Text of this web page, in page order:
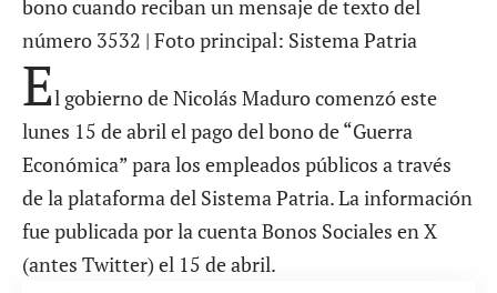
bono cuando reciban un mensaje de texto del
número 3532 | Foto principal: Sistema Patria
El gobierno de Nicolás Maduro comenzó este
lunes 15 de abril el pago del bono de “Guerra
Económica” para los empleados públicos a través
de la plataforma del Sistema Patria. La información
fue publicada por la cuenta Bonos Sociales en X
(antes Twitter) el 15 de abril.